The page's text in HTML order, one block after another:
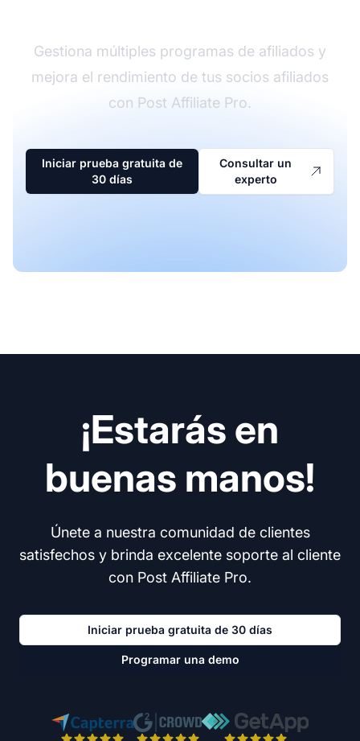
Gestiona múltiples programas de afiliados y
mejora el rendimiento de tus socios afiliados
con Post Affiliate Pro.
Iniciar prueba gratuita de
30 días
Consultar un
experto
¡Estarás en
buenas manos!
Únete a nuestra comunidad de clientes
satisfechos y brinda excelente soporte al cliente
con Post Affiliate Pro.
Iniciar prueba gratuita de 30 días
Programar una demo